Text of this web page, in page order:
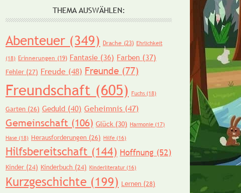
THEMA AUSWÄHLEN:
Abenteuer (349) Drache (23) Ehrlichkeit
(18) Erinnerungen (19) Fantasie (36) Farben (37)
Fehler (27) Freude (48) Freunde (77)
Freundschaft (605) Fuchs (18)
Garten (26) Geduld (40) Geheimnis (47)
Gemeinschaft (106) Glück (30) Harmonie (17)
Hase (18) Herausforderungen (26) Hilfe (16)
Hilfsbereitschaft (144) Hoffnung (52)
Kinder (24) Kinderbuch (24) Kinderliteratur (16)
Kurzgeschichte (199) Lernen (28)